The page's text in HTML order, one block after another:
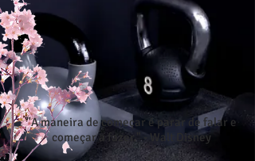
"A maneira de começar é parar de falar e
começar a fazer." - Walt Disney